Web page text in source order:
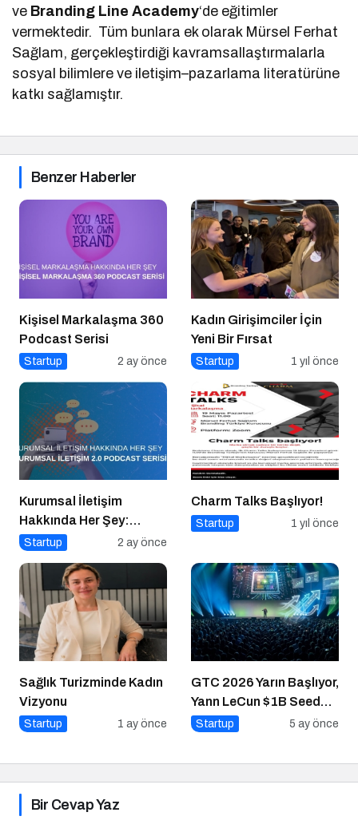
ve Branding Line Academy‘de eğitimler
vermektedir. Tüm bunlara ek olarak Mürsel Ferhat
Sağlam, gerçekleştirdiği kavramsallaştırmalarla
sosyal bilimlere ve iletişim–pazarlama literatürüne
katkı sağlamıştır.
Benzer Haberler
Kişisel Markalaşma 360
Podcast Serisi
Startup 2 ay önce
Kadın Girişimciler İçin
Yeni Bir Fırsat
Startup 1 yıl önce
Kurumsal İletişim
Hakkında Her Şey:
Kurumsal İletişim 2.0
Startup 2 ay önce
Charm Talks Başlıyor!
Startup 1 yıl önce
Sağlık Turizminde Kadın
Vizyonu
Startup 1 ay önce
GTC 2026 Yarın Başlıyor,
Yann LeCun $1B Seed
Aldı: AI Fonlama
Startup 5 ay önce
Bir Cevap Yaz